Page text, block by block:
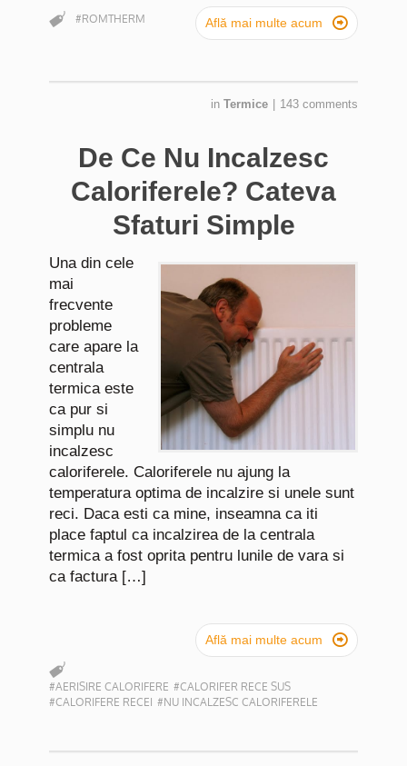
Află mai multe acum 
#ROMTHERM
in Termice 143 comments
De Ce Nu Incalzesc
Caloriferele? Cateva
Sfaturi Simple
Una din cele
mai
frecvente
probleme
care apare la
centrala
termica este
ca pur si
simplu nu
incalzesc
caloriferele. Caloriferele nu ajung la
temperatura optima de incalzire si unele sunt
reci. Daca esti ca mine, inseamna ca iti
place faptul ca incalzirea de la centrala
termica a fost oprita pentru lunile de vara si
ca factura […]
Află mai multe acum 
#AERISIRE CALORIFERE #CALORIFER RECE SUS
#CALORIFERE RECEI #NU INCALZESC CALORIFERELE